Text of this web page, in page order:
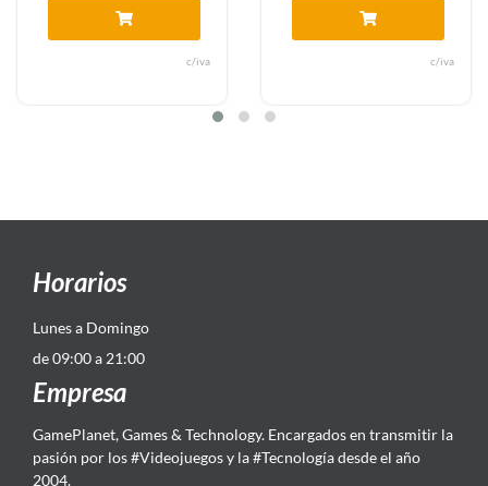
c/iva c/iva
Horarios
Lunes a Domingo
de 09:00 a 21:00
Empresa
GamePlanet, Games & Technology. Encargados en transmitir la
pasión por los #Videojuegos y la #Tecnología desde el año
2004.